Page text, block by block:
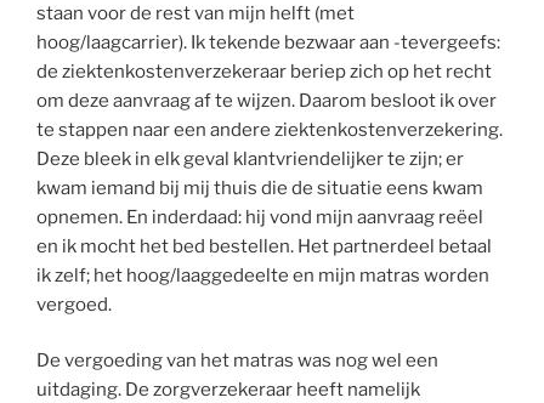
staan voor de rest van mijn helft (met
hoog/laagcarrier). Ik tekende bezwaar aan -tevergeefs:
de ziektenkostenverzekeraar beriep zich op het recht
om deze aanvraag af te wijzen. Daarom besloot ik over
te stappen naar een andere ziektenkostenverzekering.
Deze bleek in elk geval klantvriendelijker te zijn; er
kwam iemand bij mij thuis die de situatie eens kwam
opnemen. En inderdaad: hij vond mijn aanvraag reëel
en ik mocht het bed bestellen. Het partnerdeel betaal
ik zelf; het hoog/laaggedeelte en mijn matras worden
vergoed.
De vergoeding van het matras was nog wel een
uitdaging. De zorgverzekeraar heeft namelijk